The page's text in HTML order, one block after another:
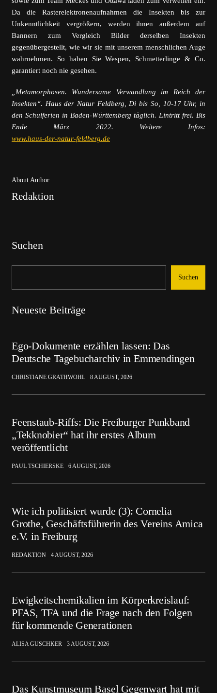
Da die Rasterelektronenaufnahmen die Insekten bis zur
Unkenntlichkeit vergrößern, werden ihnen außerdem auf
Bannern zum Vergleich Bilder derselben Insekten
gegenübergestellt, wie wir sie mit unserem menschlichen Auge
wahrnehmen. So haben Sie Wespen, Schmetterlinge & Co.
garantiert noch nie gesehen.
„Metamorphosen. Wundersame Verwandlung im Reich der
Insekten“. Haus der Natur Feldberg, Di bis So, 10-17 Uhr, in
den Schulferien in Baden-Württemberg täglich. Eintritt frei. Bis
Ende März 2022. Weitere Infos:
www.haus-der-natur-feldberg.de
About Author
Redaktion
Suchen
Suchen
Neueste Beiträge
Ego-Dokumente erzählen lassen: Das
Deutsche Tagebucharchiv in Emmendingen
CHRISTIANE GRATHWOHL 8 AUGUST, 2026
Feenstaub-Riffs: Die Freiburger Punkband
„Tekknobier“ hat ihr erstes Album
veröffentlicht
PAUL TSCHIERSKE 6 AUGUST, 2026
Wie ich politisiert wurde (3): Cornelia
Grothe, Geschäftsführerin des Vereins Amica
e.V. in Freiburg
REDAKTION 4 AUGUST, 2026
Ewigkeitschemikalien im Körperkreislauf:
PFAS, TFA und die Frage nach den Folgen
für kommende Generationen
ALISA GUSCHKER 3 AUGUST, 2026
Das Kunstmuseum Basel Gegenwart hat mit